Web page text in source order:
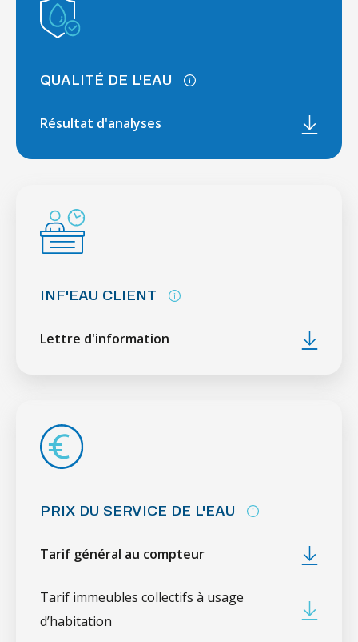
QUALITÉ DE L'EAU
Résultat d'analyses
INF'EAU CLIENT
Lettre d'information
PRIX DU SERVICE DE L'EAU
Tarif général au compteur
Tarif immeubles collectifs à usage
d’habitation